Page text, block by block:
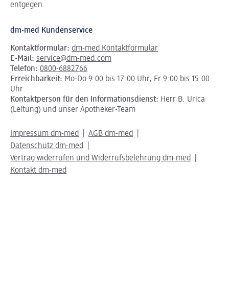
entgegen.
dm-med Kundenservice
Kontaktformular: dm-med Kontaktformular
E-Mail: service@dm-med.com
Telefon: 0800-6882766
Erreichbarkeit: Mo-Do 9:00 bis 17:00 Uhr, Fr 9:00 bis 15:00
Uhr
Kontaktperson für den Informationsdienst: Herr B. Urica
(Leitung) und unser Apotheker-Team
Impressum dm-med
AGB dm-med
Datenschutz dm-med
Vertrag widerrufen und Widerrufsbelehrung dm-med
Kontakt dm-med